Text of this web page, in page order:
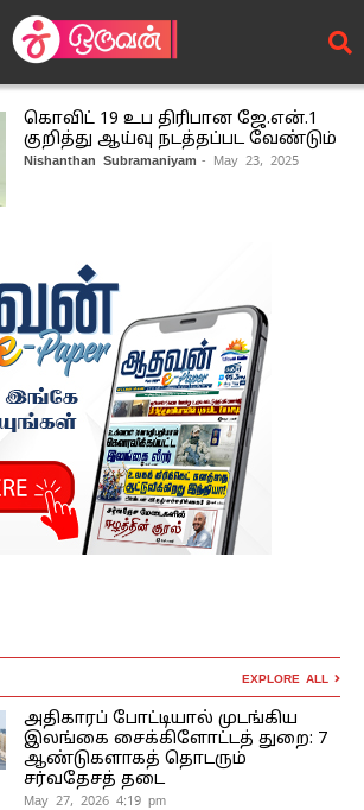
கொவிட் 19 உப திரிபான ஜே.என்.1
குறித்து ஆய்வு நடத்தப்பட வேண்டும்
Nishanthan Subramaniyam - May 23, 2025
EXPLORE ALL
அதிகாரப் போட்டியால் முடங்கிய
இலங்கை சைக்கிளோட்டத் துறை: 7
ஆண்டுகளாகத் தொடரும்
சர்வதேசத் தடை
May 27, 2026 4:19 pm